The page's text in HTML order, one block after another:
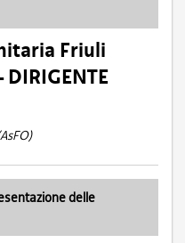
Friuli
delle